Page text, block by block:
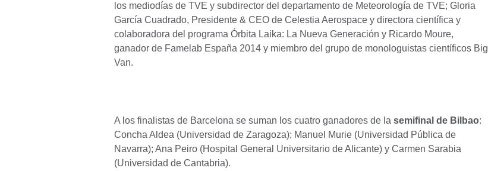
los mediodías de TVE y subdirector del departamento de Meteorología de TVE; Gloria
García Cuadrado, Presidente & CEO de Celestia Aerospace y directora científica y
colaboradora del programa Órbita Laika: La Nueva Generación y Ricardo Moure,
ganador de Famelab España 2014 y miembro del grupo de monologuistas científicos Big
Van.
A los finalistas de Barcelona se suman los cuatro ganadores de la semifinal de Bilbao:
Concha Aldea (Universidad de Zaragoza); Manuel Murie (Universidad Pública de
Navarra); Ana Peiro (Hospital General Universitario de Alicante) y Carmen Sarabia
(Universidad de Cantabria).